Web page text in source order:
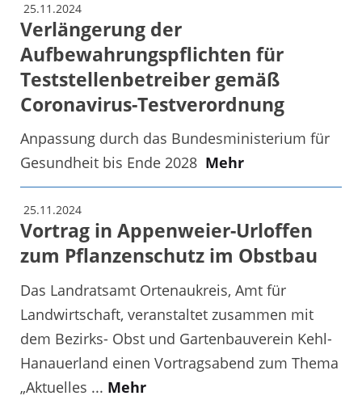
25.11.2024
Verlängerung der
Aufbewahrungspflichten für
Teststellenbetreiber gemäß
Coronavirus-Testverordnung
Anpassung durch das Bundesministerium für
Gesundheit bis Ende 2028 Mehr
25.11.2024
Vortrag in Appenweier-Urloffen
zum Pflanzenschutz im Obstbau
Das Landratsamt Ortenaukreis, Amt für
Landwirtschaft, veranstaltet zusammen mit
dem Bezirks- Obst und Gartenbauverein Kehl-
Hanauerland einen Vortragsabend zum Thema
„Aktuelles ... Mehr